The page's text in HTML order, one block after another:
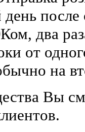
после
два
от
на
Вы